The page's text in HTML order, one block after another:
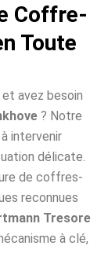
Coffre-
Toute
avez besoin
? Notre
intervenir
délicate.
de coffres-
reconnues
Tresore
à clé,